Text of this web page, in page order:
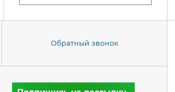
Обратный звонок